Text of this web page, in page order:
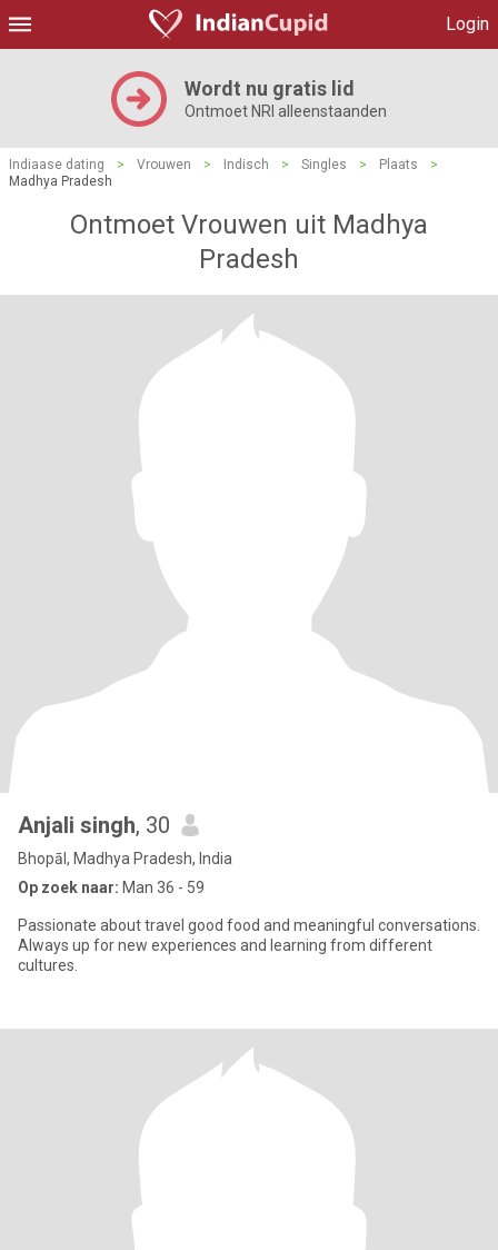
Login
Wordt nu gratis lid
Ontmoet NRI alleenstaanden
Indiaase dating > Vrouwen > Indisch > Singles > Plaats
>
Madhya Pradesh
Ontmoet Vrouwen uit Madhya
Pradesh
Anjali singh, 30
Bhopāl, Madhya Pradesh, India
Op zoek naar: Man 36 - 59
Passionate about travel good food and meaningful conversations.
Always up for new experiences and learning from different
cultures.